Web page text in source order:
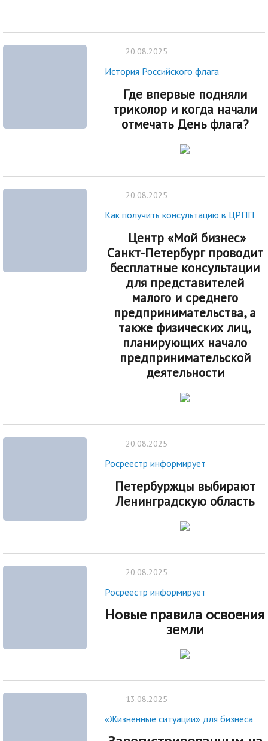
20.08.2025
История Российского флага
Где впервые подняли
триколор и когда начали
отмечать День флага?
20.08.2025
Как получить консультацию в ЦРПП
Центр «Мой бизнес»
Санкт-Петербург проводит
бесплатные консультации
для представителей
малого и среднего
предпринимательства, а
также физических лиц,
планирующих начало
предпринимательской
деятельности
20.08.2025
Росреестр информирует
Петербуржцы выбирают
Ленинградскую область
20.08.2025
Росреестр информирует
Новые правила освоения
земли
13.08.2025
«Жизненные ситуации» для бизнеса